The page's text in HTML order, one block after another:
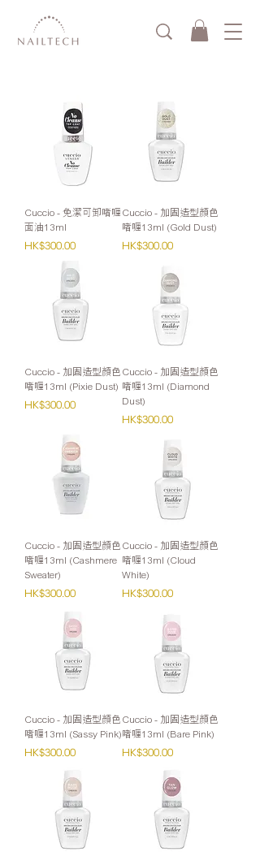
Cuccio - 免潔可卸啫喱
面油13ml
價格
HK$300.00
Cuccio - 加固造型顏色
啫喱13ml (Gold Dust)
價格
HK$300.00
Cuccio - 加固造型顏色
啫喱13ml (Pixie Dust)
價格
HK$300.00
Cuccio - 加固造型顏色
啫喱13ml (Diamond
Dust)
價格
HK$300.00
Cuccio - 加固造型顏色
啫喱13ml (Cashmere
Sweater)
價格
HK$300.00
Cuccio - 加固造型顏色
啫喱13ml (Cloud
White)
價格
HK$300.00
Cuccio - 加固造型顏色
啫喱13ml (Sassy Pink)
價格
HK$300.00
Cuccio - 加固造型顏色
啫喱13ml (Bare Pink)
價格
HK$300.00